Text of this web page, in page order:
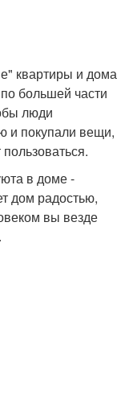
квартиры и дома
большей части
люди
и покупали вещи,
в доме -
дом радостью,
вы везде